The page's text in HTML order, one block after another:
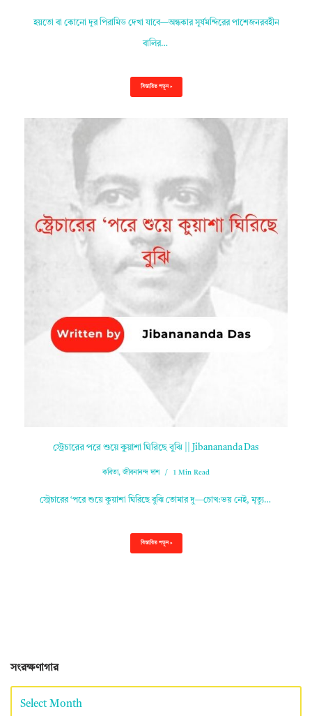
হয়তো বা কোনো দূর পিরামিড দেখা যাবে—অন্ধকার সূর্যমন্দিরের পাশেজনরবহীন
বালির…
বিস্তারিত পড়ুন »
স্ট্রেচারের পরে শুয়ে কুয়াশা ঘিরিছে বুঝি || Jibanananda Das
কবিতা,জীবনানন্দ দাশ 1 Min Read
স্ট্রেচারের ‘পরে শুয়ে কুয়াশা ঘিরিছে বুঝি তোমার দু—চোখ:ভয় নেই, মৃত্যু…
বিস্তারিত পড়ুন »
সংরক্ষণাগার